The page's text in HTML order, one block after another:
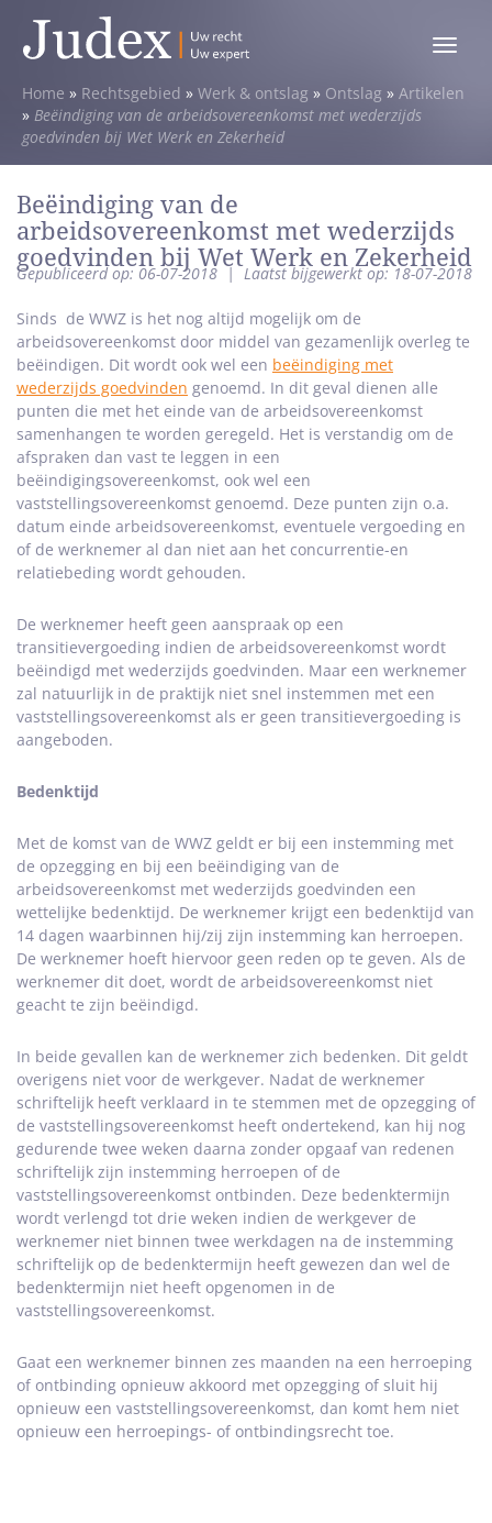
Toggle
Home » Rechtsgebied » Werk & ontslag » Ontslag » Artikelen
» Beëindiging van de arbeidsovereenkomst met wederzijds
goedvinden bij Wet Werk en Zekerheid
Beëindiging van de
arbeidsovereenkomst met wederzijds
goedvinden bij Wet Werk en Zekerheid
Gepubliceerd op: 06-07-2018 |Laatst bijgewerkt op: 18-07-2018
Sinds de WWZ is het nog altijd mogelijk om de
arbeidsovereenkomst door middel van gezamenlijk overleg te
beëindigen. Dit wordt ook wel een beëindiging met
wederzijds goedvinden genoemd. In dit geval dienen alle
punten die met het einde van de arbeidsovereenkomst
samenhangen te worden geregeld. Het is verstandig om de
afspraken dan vast te leggen in een
beëindigingsovereenkomst, ook wel een
vaststellingsovereenkomst genoemd. Deze punten zijn o.a.
datum einde arbeidsovereenkomst, eventuele vergoeding en
of de werknemer al dan niet aan het concurrentie-en
relatiebeding wordt gehouden.
De werknemer heeft geen aanspraak op een
transitievergoeding indien de arbeidsovereenkomst wordt
beëindigd met wederzijds goedvinden. Maar een werknemer
zal natuurlijk in de praktijk niet snel instemmen met een
vaststellingsovereenkomst als er geen transitievergoeding is
aangeboden.
Bedenktijd
Met de komst van de WWZ geldt er bij een instemming met
de opzegging en bij een beëindiging van de
arbeidsovereenkomst met wederzijds goedvinden een
wettelijke bedenktijd. De werknemer krijgt een bedenktijd van
14 dagen waarbinnen hij/zij zijn instemming kan herroepen.
De werknemer hoeft hiervoor geen reden op te geven. Als de
werknemer dit doet, wordt de arbeidsovereenkomst niet
geacht te zijn beëindigd.
In beide gevallen kan de werknemer zich bedenken. Dit geldt
overigens niet voor de werkgever. Nadat de werknemer
schriftelijk heeft verklaard in te stemmen met de opzegging of
de vaststellingsovereenkomst heeft ondertekend, kan hij nog
gedurende twee weken daarna zonder opgaaf van redenen
schriftelijk zijn instemming herroepen of de
vaststellingsovereenkomst ontbinden. Deze bedenktermijn
wordt verlengd tot drie weken indien de werkgever de
werknemer niet binnen twee werkdagen na de instemming
schriftelijk op de bedenktermijn heeft gewezen dan wel de
bedenktermijn niet heeft opgenomen in de
vaststellingsovereenkomst.
Gaat een werknemer binnen zes maanden na een herroeping
of ontbinding opnieuw akkoord met opzegging of sluit hij
opnieuw een vaststellingsovereenkomst, dan komt hem niet
opnieuw een herroepings- of ontbindingsrecht toe.